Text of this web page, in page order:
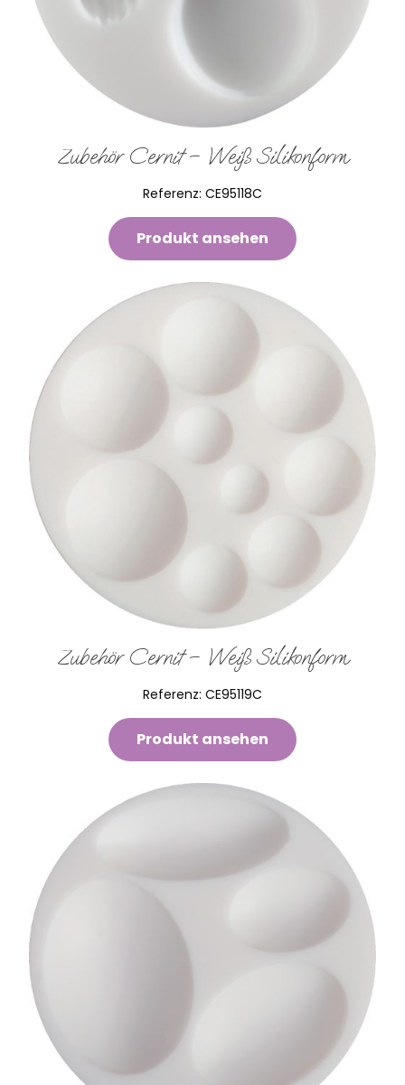
Zubehör Cernit – Weiß Silikonform
Referenz: CE95118C
Produkt ansehen
Zubehör Cernit – Weiß Silikonform
Referenz: CE95119C
Produkt ansehen